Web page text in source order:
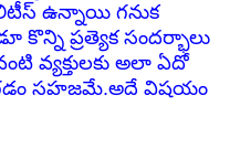
ఉన్నాయి గనుక
కొన్ని ప్రత్యెక సందర్భాలు
వ్యక్తులకు అలా ఏదో
సహజమే.అదే విషయం